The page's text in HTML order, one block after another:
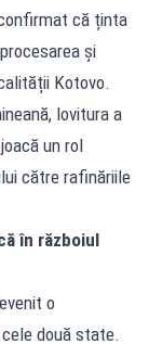
că ținta
și
Kotovo.
lovitura a
un rol
către rafinăriile
în războiul
o
două state.